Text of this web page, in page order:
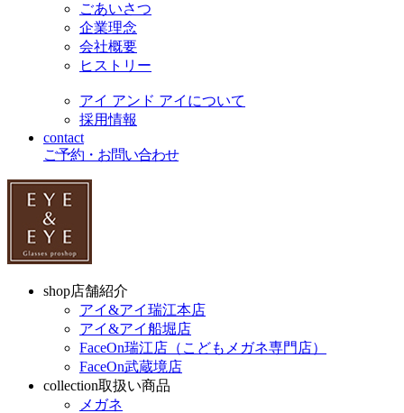
ごあいさつ
企業理念
会社概要
ヒストリー
アイ アンド アイについて
採用情報
contact
ご予約・お問い合わせ
shop店舗紹介
アイ&アイ瑞江本店
アイ&アイ船堀店
FaceOn瑞江店（こどもメガネ専門店）
FaceOn武蔵境店
collection取扱い商品
メガネ